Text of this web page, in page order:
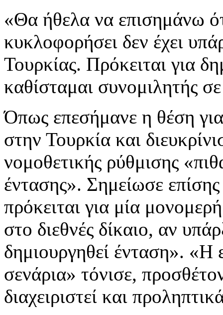
«Θα ήθελα να επισημάνω
κυκλοφορήσει δεν έχει
Τουρκίας. Πρόκειται για
καθίσταμαι συνομιλητής
Όπως επεσήμανε η θέση
στην Τουρκία και
νομοθετικής ρύθμισης
έντασης». Σημείωσε
πρόκειται για μία
στο διεθνές δίκαιο, αν
δημιουργηθεί ένταση». «Η
σενάρια» τόνισε,
διαχειριστεί και